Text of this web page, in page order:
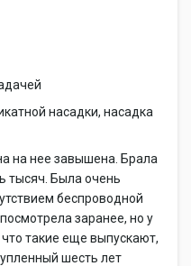
насадки, насадка
на нее завышена. Брала
тысяч. Была очень
беспроводной
заранее, но у
такие еще выпускают,
шесть лет